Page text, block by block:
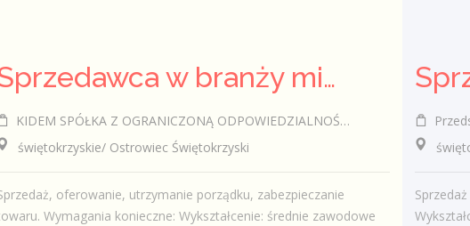
Sprzedawca w branży mięsnej
KIDEM SPÓŁKA Z OGRANICZONĄ ODPOWIEDZIALNOŚCIĄ
Ostrowiec Świętokrzyski
oferowanie, utrzymanie porządku, zabezpieczanie
Wymagania konieczne: Wykształcenie: średnie zawodowe